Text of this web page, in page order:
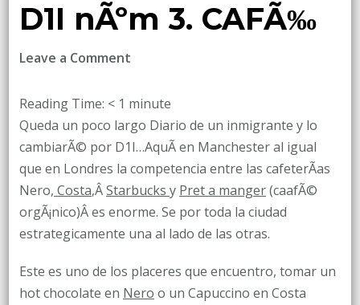
D1I nÃºm 3. CAFÃ‰
Leave a Commenton
nÃºm
3.
CAFÃ‰
Reading Time: < 1 minute
Queda un poco largo Diario de un inmigrante y lo
cambiarÃ© por D1I…AquÃ­ en Manchester al igual
que en Londres la competencia entre las cafeterÃ­as
Nero, Costa,ÂStarbucks y Pret a manger(caafÃ©
orgÃ¡nico)Â es enorme. Se por toda la ciudad
estrategicamente una al lado de las otras.
Este es uno de los placeres que encuentro, tomar un
hot chocolate en Nero o un Capuccino en Costa